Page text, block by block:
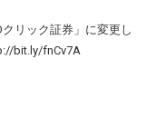
リック証券」に変更し
bit.ly/fnCv7A